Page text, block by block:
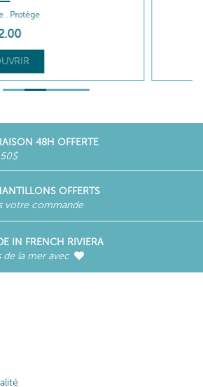
Adoucit . Protège
DÉCOUVRIR
48H OFFERTE
OFFERTS
votre commande
IN FRENCH RIVIERA
de la mer avec